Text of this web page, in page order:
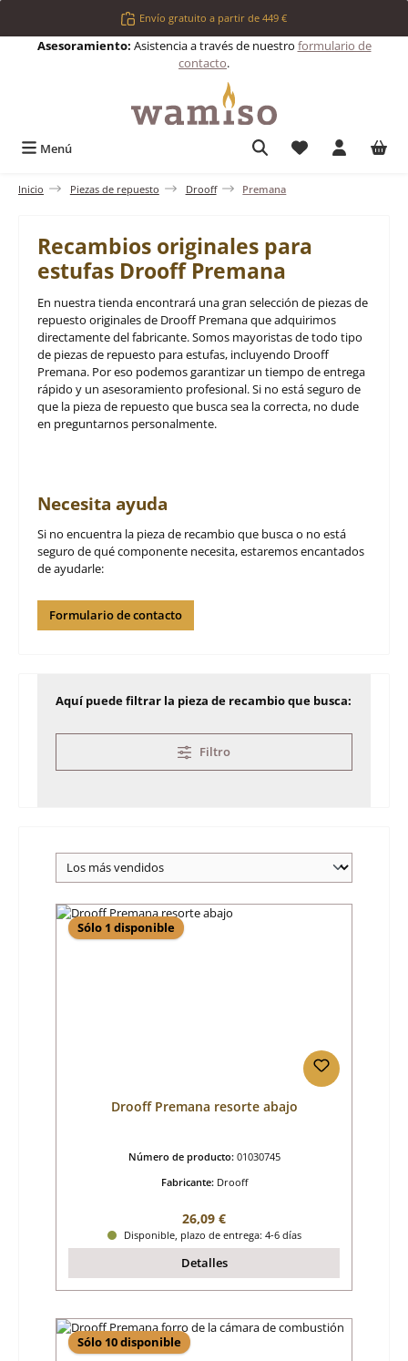
Saltar al contenido principalEnvío gratuito a partir de 449 €
Asesoramiento: Asistencia a través de nuestro formulario de
contacto.
Menú Tienes 0
Inicio Piezas de repuesto Drooff Premana
Recambios originales para
estufas Drooff Premana
En nuestra tienda encontrará una gran selección de piezas de
repuesto originales de Drooff Premana que adquirimos
directamente del fabricante. Somos mayoristas de todo tipo
de piezas de repuesto para estufas, incluyendo Drooff
Premana. Por eso podemos garantizar un tiempo de entrega
rápido y un asesoramiento profesional. Si no está seguro de
que la pieza de repuesto que busca sea la correcta, no dude
en preguntarnos personalmente.
Necesita ayuda
Si no encuentra la pieza de recambio que busca o no está
seguro de qué componente necesita, estaremos encantados
de ayudarle:
Formulario de contacto
Aquí puede filtrar la pieza de recambio que busca:
Filtro
Sólo 1 disponible
Drooff Premana resorte abajo
Número de producto: 01030745
Fabricante: Drooff
Precio normal:
26,09 €
Disponible, plazo de entrega: 4-6 días
Detalles
Sólo 10 disponible